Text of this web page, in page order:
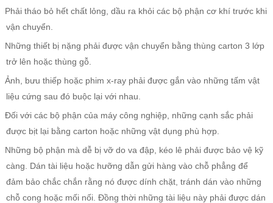
Phải tháo bỏ hết chất lỏng, dầu ra khỏi các bộ phận cơ khí trước khi
vận chuyển.
Những thiết bị nặng phải được vận chuyển bằng thùng carton 3 lớp
trở lên hoặc thùng gỗ.
Ảnh, bưu thiếp hoặc phim x-ray phải được gắn vào những tấm vật
liệu cứng sau đó buộc lại với nhau.
Đối với các bộ phận của máy công nghiệp, những cạnh sắc phải
được bịt lại bằng carton hoặc những vật dụng phù hợp.
Những bộ phận mà dễ bị vỡ do va đập, kéo lê phải được bảo vệ kỹ
càng. Dán tài liệu hoặc hưỡng dẫn gửi hàng vào chỗ phẳng để
đảm bảo chắc chắn rằng nó được dính chặt, tránh dán vào những
chỗ cong hoặc mối nối. Đồng thời những tài liệu này phải được dán